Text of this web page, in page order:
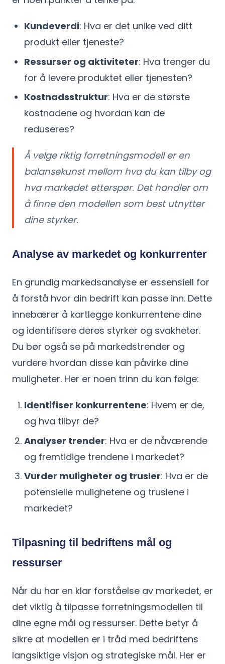
Kundeverdi: Hva er det unike ved ditt
produkt eller tjeneste?
Ressurser og aktiviteter: Hva trenger du
for å levere produktet eller tjenesten?
Kostnadsstruktur: Hva er de største
kostnadene og hvordan kan de
reduseres?
Å velge riktig forretningsmodell er en
balansekunst mellom hva du kan tilby og
hva markedet etterspør. Det handler om
å finne den modellen som best utnytter
dine styrker.
Analyse av markedet og konkurrenter
En grundig markedsanalyse er essensiell for
å forstå hvor din bedrift kan passe inn. Dette
innebærer å kartlegge konkurrentene dine
og identifisere deres styrker og svakheter.
Du bør også se på markedstrender og
vurdere hvordan disse kan påvirke dine
muligheter. Her er noen trinn du kan følge:
Identifiser konkurrentene: Hvem er de,
og hva tilbyr de?
Analyser trender: Hva er de nåværende
og fremtidige trendene i markedet?
Vurder muligheter og trusler: Hva er de
potensielle mulighetene og truslene i
markedet?
Tilpasning til bedriftens mål og
ressurser
Når du har en klar forståelse av markedet, er
det viktig å tilpasse forretningsmodellen til
dine egne mål og ressurser. Dette betyr å
sikre at modellen er i tråd med bedriftens
langsiktige visjon og strategiske mål. Her er